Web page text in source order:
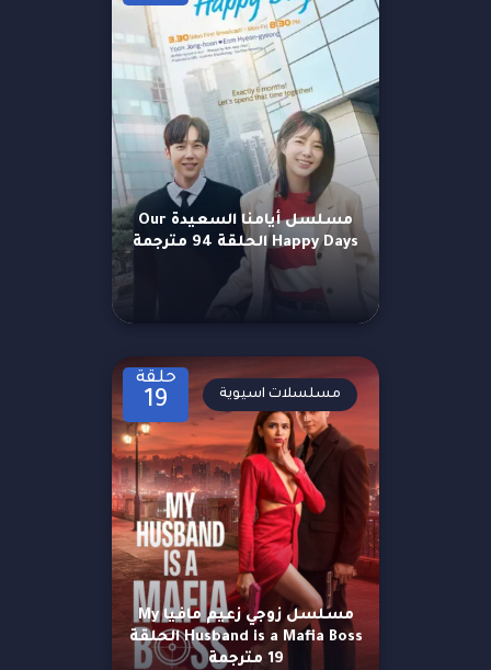
مسلسل أيامنا السعيدة Our
Happy Days الحلقة 94 مترجمة
حلقة
19
مسلسل زوجي زعيم مافيا My
Husband is a Mafia Boss الحلقة
19 مترجمة
مسلسلات اسيوية